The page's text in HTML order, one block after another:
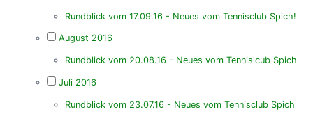
Rundblick vom 17.09.16 - Neues vom Tennisclub Spich!
August 2016
Rundblick vom 20.08.16 - Neues vom Tennislcub Spich
Juli 2016
Rundblick vom 23.07.16 - Neues vom Tennisclub Spich